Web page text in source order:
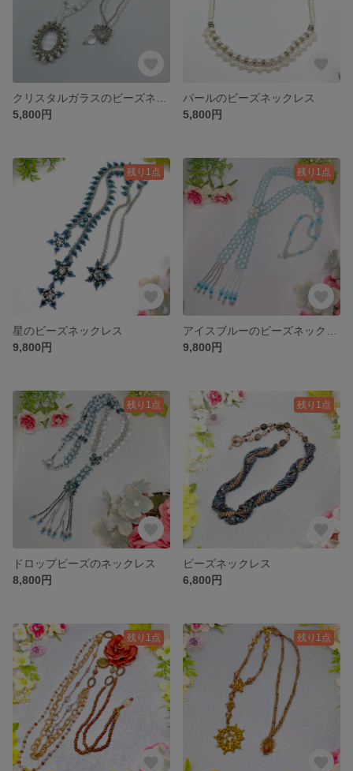
5,800円
パールのビーズネックレス
5,800円
残り1点
星のビーズネックレス
9,800円
残り1点
9,800円
残り1点
ドロップビーズのネックレス
8,800円
残り1点
ビーズネックレス
6,800円
残り1点 残り1点